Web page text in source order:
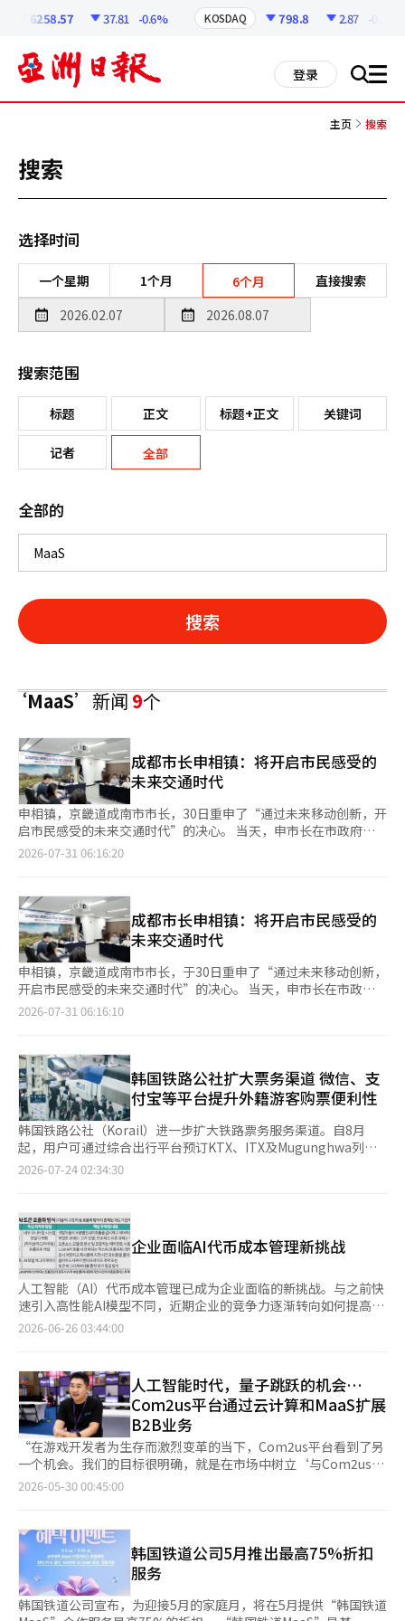
6258.57 37.81 -0.6% KOSDAQ 798.8 2.87 -0.36%
登录 搜 all
主页 搜索
搜索
选择时间
一个星期 1个月 6个月 直接搜索
搜索范围
标题 正文 标题+正文 关键词
记者 全部
全部的
搜索
‘MaaS’新闻9个
成都市长申相镇：将开启市民感受的
未来交通时代
申相镇，京畿道成南市市长，30日重申了“通过未来移动创新，开
启市民感受的未来交通时代”的决心。 当天，申市长在市政府第
一会议室召开了“成南市移动特色城市建设项目”成果报告会，分
国土交通部公募项目选定后正式启动，申市长一直专注于基于公私
合作，结合自动驾驶和综合移动服务（MaaS）构建成南型未来交
通体系。 申市长通过与参与企业签署合作协议、批准实施计划
等，建立了市民日常可感知的未来移动服务。 在中原区成南洞地
区，从2024年4月到2026年6月，总投资32亿韩元，建设了成南型
移动服务（MaaS）平台，引入2辆自动驾驶接驳车，建立自动驾驶
激光雷达（LiDAR）基础设施，提供车辆共享服务和机器人配送等
未来交通基础设施。 特别是，结合自动驾驶接驳车、移动枢纽、
升新城与旧城区之间移动便利性、展示新城市交通模型的典型合作
项目。 自民选第9届任期以来，申市长将未来产业培育和智慧城市
建设作为核心政策方向，持续扩大自动驾驶、无人机、自动驾驶机
器人等先进移动领域。 这些政策成果在国内外也得到了认可。
“2025世界智慧城市奖”移动领域大奖和“2025利夫康奖”银奖
就是很好的例证。 在今年于泰国曼谷举行的联合国（UN）可持续
交通（EST）亚洲地区会议及美国纽约联合国高级政治论坛
（HLPF）相关活动中，成南的可持续交通政策和未来移动愿景也
被选为2027年3月举办的第17届亚太可持续交通（EST）高级论坛
的举办城市，进一步提升了作为国际未来交通领军城市的地位。
申市长表示，未来将进一步提升成南型自动驾驶与移动服务模型，
扩大国际合作，与全球城市分享未来交通创新经验。 申相镇市长
强调：“通过自动驾驶接驳车、成南型移动服务（MaaS）平台、
移动枢纽等此次项目所建立的基础，发展成为市民日常可感知的安
全便捷服务是最重要的。” 同时，他补充道：“通过2027年在成
南举行的第17届亚太可持续交通（EST）高级论坛，将成南的政策
2026-07-31 06:16:20
成都市长申相镇：将开启市民感受的
未来交通时代
申相镇，京畿道成南市市长，于30日重申了“通过未来移动创新，
开启市民感受的未来交通时代”的决心。 当天，申市长在市政府
第一会议室召开了“成南市移动特化城市建设项目”成果报告会，
部公募项目选定后正式启动，申市长基于公私合作，集中行政力量
构建结合自动驾驶与综合移动服务（MaaS）的成南型未来交通体
系。 申市长通过与参与企业签署合作协议、批准实施计划等，建
立了市民在日常生活中能够感受到的未来型移动服务。 在中原区
成南洞地区，从2024年4月到2026年6月，总投资320亿韩元，建
设了成南型移动服务（MaaS）平台，引入2辆自动驾驶接驳车，构
建自动驾驶激光雷达（LiDAR）基础设施，提供车辆共享服务及机
器人配送等未来交通基础。 特别是，结合自动驾驶接驳车、移动
评为提升新城与老城区间移动便利性、提出新城市交通模型的典型
合作项目。 自民选第9届任期以来，申市长将未来产业培育与智慧
城市建设作为核心政策方向，持续扩大自动驾驶、无人机、自动驾
驶机器人等尖端移动领域。 这些政策成果在国内外也得到了认
可。 “2025世界智慧城市奖”移动性领域大奖和“2025利夫康
奖”银奖便是良好例证。 今年在泰国曼谷举行的联合国（UN）可
持续交通（EST）亚洲地区会议及美国纽约联合国高级政治论坛
（HLPF）附属活动中，成南的可持续交通政策与未来移动愿景也
成南市被选为2027年3月举行的第17届亚太可持续交通（EST）高
级论坛的举办城市，进一步提升了作为国际未来交通领先城市的地
位。 申市长表示，未来将进一步提升成南型自动驾驶与移动服务
模型，扩大国际合作，与全球城市分享未来交通创新经验。 申相
镇市长强调：“通过自动驾驶接驳车、成南型移动服务（MaaS）
平台、移动中心等此次项目所建立的基础，发展成为市民在日常生
活中能够感受到的安全便捷服务是最重要的。” 同时，他补充
道：“通过2027年在成南举行的第17届亚太可持续交通（EST）
2026-07-31 06:16:10
韩国铁路公社扩大票务渠道 微信、支
付宝等平台提升外籍游客购票便利性
韩国铁路公社（Korail）进一步扩大铁路票务服务渠道。自8月
起，用户可通过综合出行平台预订KTX、ITX及Mugunghwa列车
车票，并在同一应用内完成购票、支付及换乘，进一步提升铁路出
服务。用户可直接查询列车时刻、选择座位并完成在线支付，还可
与公交、出租车、共享单车等交通方式无缝衔接，进一步推动韩国
综合交通服务（MaaS）建设。 近年来，韩国铁路公社持续拓展第
三方售票渠道。除官方应用Korail Talk外，旅客还可通过Naver、
Kakao、Toss等韩国本地平台购买铁路车票。与此同时，为方便
大中华地区及其他海外旅客出行，韩国铁路公社还与微信、支付
宝、携程国际版及Klook等国际平台合作，支持旅客使用熟悉的语
言和支付方式预订韩国铁路车票，进一步提升外国游客在韩铁路出
铁路车票的用户约273万人次，同比增长约8%；通过微信、支付
宝、携程国际版等海外平台购票的外籍旅客约70万人次，同比增长
65%。韩国铁路公社表示，持续扩大国内外平台合作，不仅有助于
提升铁路票务数字化水平，也将进一步提高外籍游客购票便利性，
促进韩国旅游和交通服务发展。 近年来，韩国铁路公社还不断推
进铁路票务数字化建设。目前，KTX自助出票比例已由服务初期的
7%提升至92.3%，移动购票已成为主流。业内认为，随着铁路票
务持续接入更多国内外平台，并与公交、出租车等交通方式实现深
为更多外籍游客提供更加便捷、高效的出行体验。
2026-07-24 02:34:30
企业面临AI代币成本管理新挑战
人工智能（AI）代币成本管理已成为企业面临的新挑战。与之前快
速引入高性能AI模型不同，近期企业的竞争力逐渐转向如何提高AI
成本的效率。 根据6月25日的信息技术（IT）行业消息，主要企业
（API）的调用情况，并根据部门使用量和AI工作贡献度调整代理
的使用限制和优先级。 这一变化源于对单纯依赖个人管理AI代币使
用已难以应对成本上升的认识。员工在内部AI上重复进行无意义的
工作，导致“代币挖矿”现象，管理协作过程中产生的意外费用变
得尤为重要。 Nexon正在集团层面检查AI代币使用效率，并构建
全公司及项目单位的成本预测模型，以基于历史使用数据评估新项
目所需的代币规模和预算。 克拉夫顿在6月18日的Nexon开发者大
会（NDC）上表示，已构建一个可以管理组织AI成本状况的仪表
AI模型使用方式也在发生变化。开发现场根据请求的难度和重要性
选择合适的模型或进行自动分配的“混合模型（路由）”方式，成
为一种成本节约手段。复杂的规划和推理工作分配给高端模型，而
简单重复的工作或基础编码则使用相对便宜的模型处理。 以100万
代币为基准，OpenAI的GPT-5输入单价为2.50美元，而
DeepSeek V3.2的单价仅为0.14美元，降低了约94%。在输出单价
2026-06-26 03:44:00
人工智能时代，量子跳跃的机会…
Com2us平台通过云计算和MaaS扩展
B2B业务
“在游戏开发者为生存而激烈变革的当下，Com2us平台看到了另
一个机会。我们的目标很明确，就是在市场中树立‘与Com2us平
台合作的客户必定成功’的强烈信任。” Com2us平台技术事业部
下的Com2us平台，除了现有的核心业务游戏后端平
台“Hive”外，还在云计算、系统集成（SI）和AI集成服务
（MaaS）等新业务上不断扩展，拓宽了企业间交易（B2B）业务
组合。 Hive最初是为了支持Com2us集团的全球游戏服务而开发
的内部平台。经过内部验证的登录、认证、支付、运营、社区等游
2026-05-30 00:45:00
韩国铁道公司5月推出最高75%折扣
服务
韩国铁道公司宣布，为迎接5月的家庭月，将在5月提供“韩国铁道